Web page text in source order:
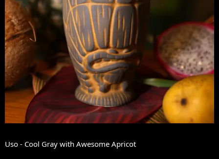
Uso - Cool Gray with Awesome Apricot